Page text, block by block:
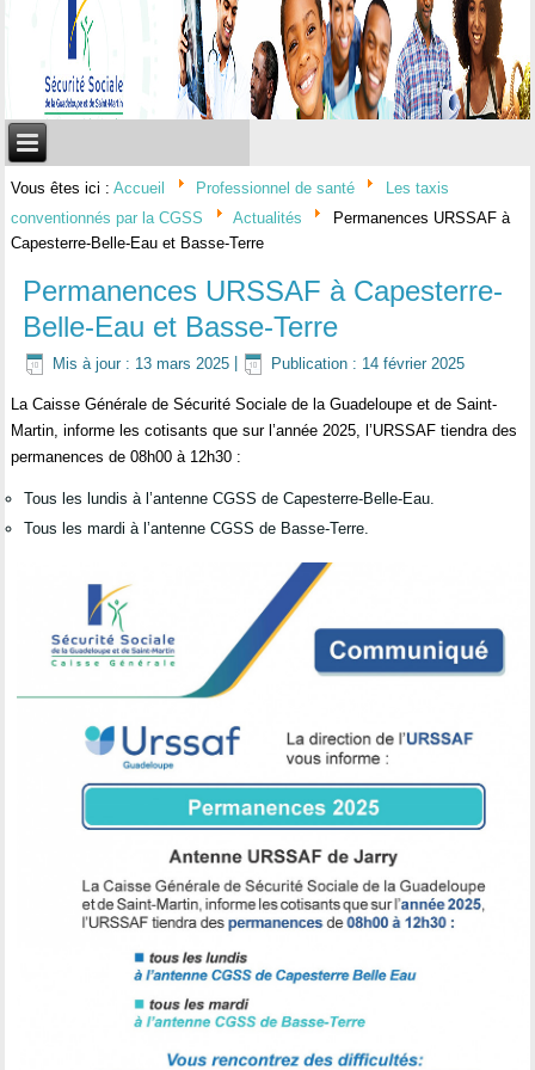
Vous êtes ici :Accueil Professionnel de santé
Les taxis
conventionnés par la CGSS
Actualités
Permanences URSSAF à
Capesterre-Belle-Eau et Basse-Terre
Permanences URSSAF à Capesterre-
Belle-Eau et Basse-Terre
Mis à jour : 13 mars 2025 Publication : 14 février 2025
La Caisse Générale de Sécurité Sociale de la Guadeloupe et de Saint-
Martin, informe les cotisants que sur l’année 2025, l’URSSAF tiendra des
permanences de 08h00 à 12h30 :
Tous les lundis à l’antenne CGSS de Capesterre-Belle-Eau.
Tous les mardi à l’antenne CGSS de Basse-Terre.